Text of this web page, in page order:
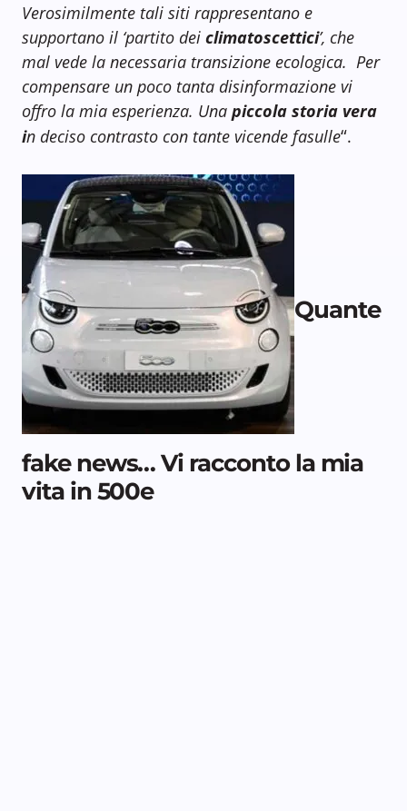
Verosimilmente tali siti rappresentano e
supportano il ‘partito dei climatoscettici’, che
mal vede la necessaria transizione ecologica. Per
compensare un poco tanta disinformazione vi
offro la mia esperienza. Una piccola storia vera
in deciso contrasto con tante vicende fasulle“.
Quante
fake news… Vi racconto la mia
vita in 500e